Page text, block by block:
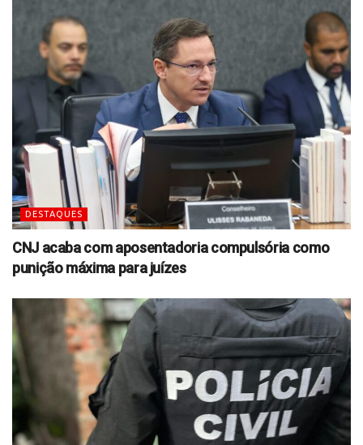
DESTAQUES
CNJ acaba com aposentadoria compulsória como
punição máxima para juízes